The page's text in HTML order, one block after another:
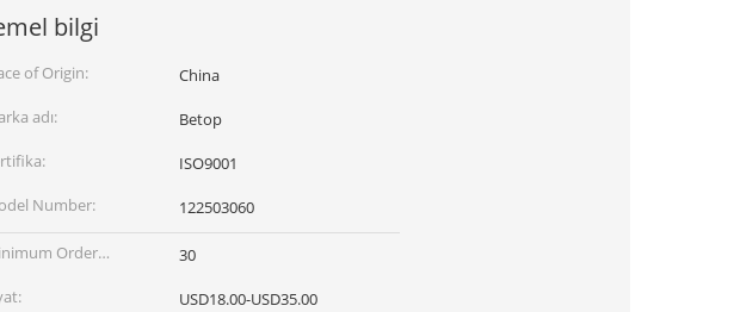
bilgi
of Origin:
China
adı:
Betop
ISO9001
Number:
122503060
Order
30
USD18.00-USD35.00